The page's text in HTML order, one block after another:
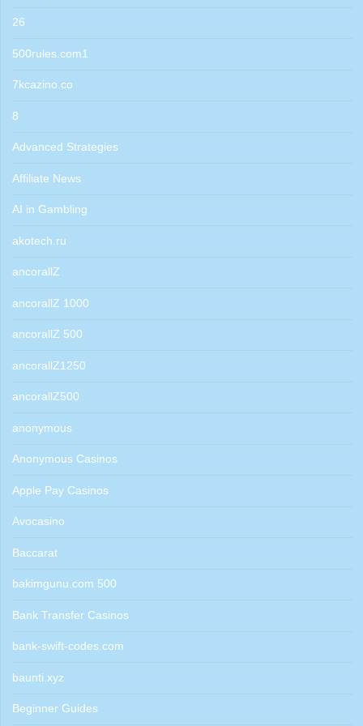
26
500rules.com1
7kcazino.co
8
Advanced Strategies
Affiliate News
AI in Gambling
akotech.ru
ancorallZ
ancorallZ 1000
ancorallZ 500
ancorallZ1250
ancorallZ500
anonymous
Anonymous Casinos
Apple Pay Casinos
Avocasino
Baccarat
bakimgunu.com 500
Bank Transfer Casinos
bank-swift-codes.com
baunti.xyz
Beginner Guides